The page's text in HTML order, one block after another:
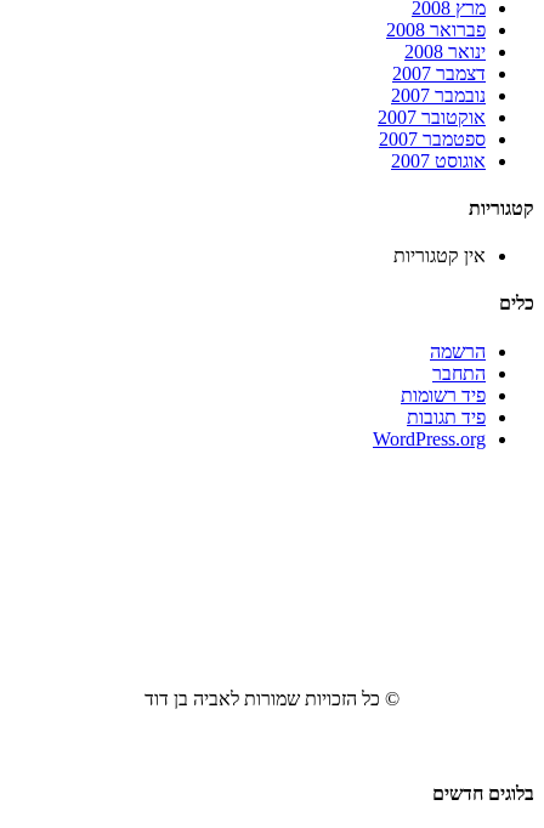
מרץ 2008
פברואר 2008
ינואר 2008
דצמבר 2007
נובמבר 2007
אוקטובר 2007
ספטמבר 2007
אוגוסט 2007
קטגוריות
אין קטגוריות
כלים
הרשמה
התחבר
פיד רשומות
פיד תגובות
WordPress.org
© כל הזכויות שמורות לאביה בן דוד
בלוגים חדשים